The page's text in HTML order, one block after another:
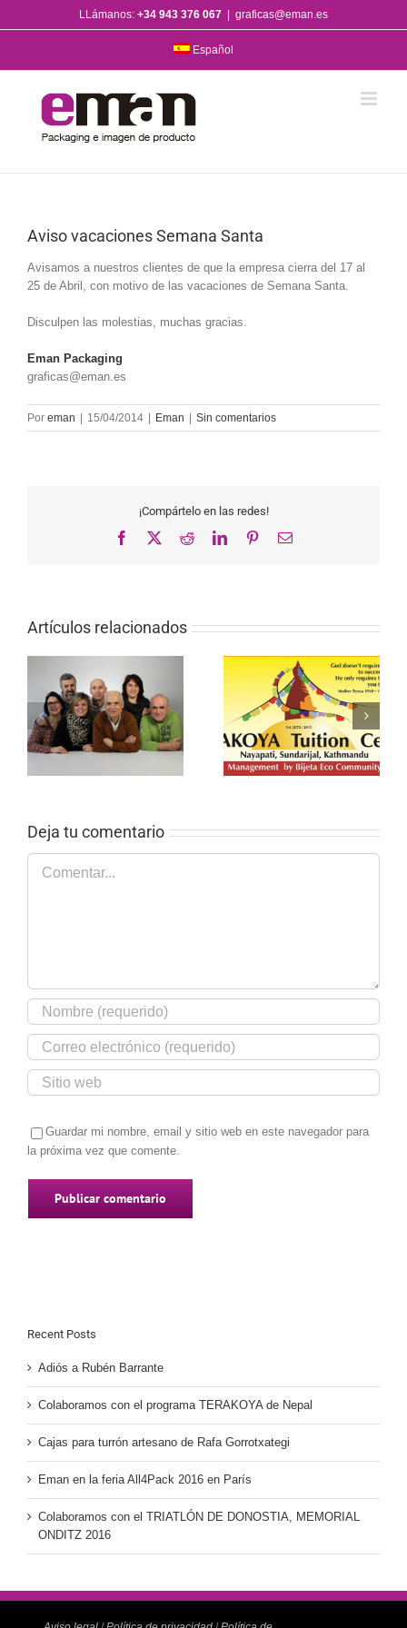
al
LLámanos: +34 943 376 067 graficas@eman.es
Español
Aviso vacaciones Semana Santa
Avisamos a nuestros clientes de que la empresa cierra del 17 al
25 de Abril, con motivo de las vacaciones de Semana Santa.
Disculpen las molestias, muchas gracias.
Eman Packaging
graficas@eman.es
Por eman 15/04/2014 Eman Sin comentarios
¡Compártelo en las redes!
Facebook RedditLinkedInPinterestCorreo
Artículos relacionados
Deja tu comentario
Comentar
Guardar mi nombre, email y sitio web en este navegador para
la próxima vez que comente.
Recent Posts
Adiós a Rubén Barrante
Colaboramos con el programa TERAKOYA de Nepal
Cajas para turrón artesano de Rafa Gorrotxategi
Eman en la feria All4Pack 2016 en París
Colaboramos con el TRIATLÓN DE DONOSTIA, MEMORIAL
ONDITZ 2016